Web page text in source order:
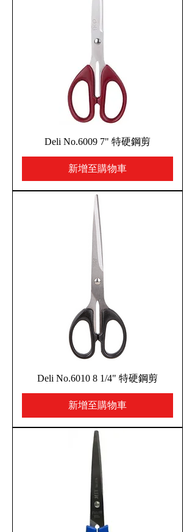
Deli No.6009 7" 特硬鋼剪
新增至購物車
Deli No.6010 8 1/4" 特硬鋼剪
新增至購物車